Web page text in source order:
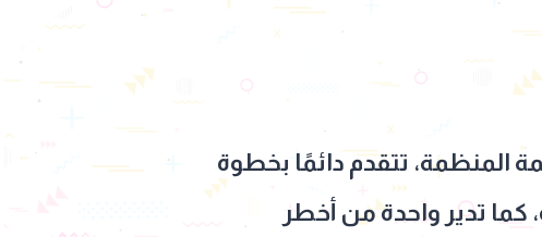
المنظمة، تتقدم دائمًا بخطوة
تدير واحدة من أخطر